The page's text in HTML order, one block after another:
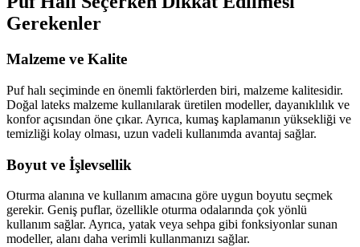
Gerekenler
Malzeme ve Kalite
Puf halı seçiminde en önemli faktörlerden biri, malzeme kalitesidir.
Doğal lateks malzeme kullanılarak üretilen modeller, dayanıklılık ve
konfor açısından öne çıkar. Ayrıca, kumaş kaplamanın yüksekliği ve
temizliği kolay olması, uzun vadeli kullanımda avantaj sağlar.
Boyut ve İşlevsellik
Oturma alanına ve kullanım amacına göre uygun boyutu seçmek
gerekir. Geniş puflar, özellikle oturma odalarında çok yönlü
kullanım sağlar. Ayrıca, yatak veya sehpa gibi fonksiyonlar sunan
modeller, alanı daha verimli kullanmanızı sağlar.